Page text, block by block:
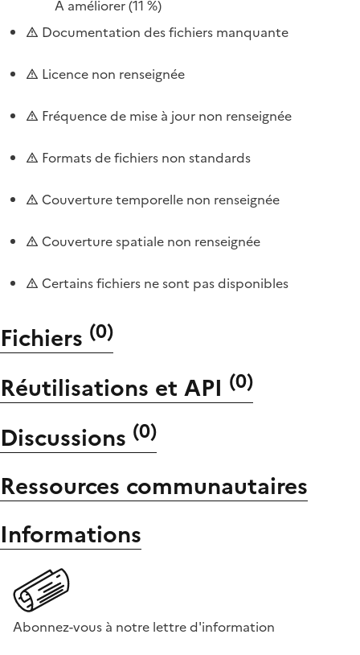
À améliorer(11 %)
Documentation des fichiers manquante
Licence non renseignée
Fréquence de mise à jour non renseignée
Formats de fichiers non standards
Couverture temporelle non renseignée
Couverture spatiale non renseignée
Certains fichiers ne sont pas disponibles
Fichiers (0)
Réutilisations et API (0)
Discussions (0)
Ressources communautaires
Informations
Abonnez-vous à notre lettre d'information